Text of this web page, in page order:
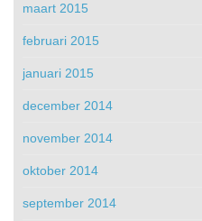
maart 2015
februari 2015
januari 2015
december 2014
november 2014
oktober 2014
september 2014